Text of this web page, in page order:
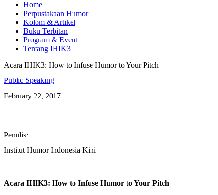
Home
Perpustakaan Humor
Kolom & Artikel
Buku Terbitan
Program & Event
Tentang IHIK3
Acara IHIK3: How to Infuse Humor to Your Pitch
Public Speaking
February 22, 2017
Penulis:
Institut Humor Indonesia Kini
Acara IHIK3: How to Infuse Humor to Your Pitch